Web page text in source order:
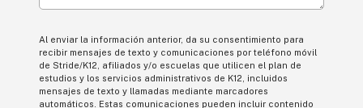
Al enviar la información anterior, da su consentimiento para
recibir mensajes de texto y comunicaciones por teléfono móvil
de Stride/K12, afiliados y/o escuelas que utilicen el plan de
estudios y los servicios administrativos de K12, incluidos
mensajes de texto y llamadas mediante marcadores
automáticos. Estas comunicaciones pueden incluir contenido